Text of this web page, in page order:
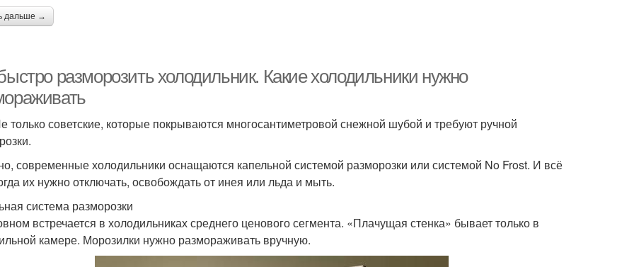
дальше →
разморозить холодильник. Какие холодильники нужно
только советские, которые покрываются многосантиметровой снежной шубой и требуют ручной
современные холодильники оснащаются капельной системой разморозки или системой No Frost. И всё
их нужно отключать, освобождать от инея или льда и мыть.
система разморозки
встречается в холодильниках среднего ценового сегмента. «Плачущая стенка» бывает только в
камере. Морозилки нужно размораживать вручную.